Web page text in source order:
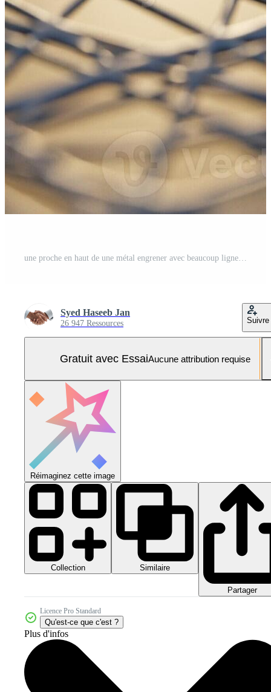
une proche en haut de une métal engrener avec beaucoup lignes Photo Pro
Syed Haseeb Jan
26 947 Ressources Suivre
Gratuit avec EssaiAucune attribution requise
Réimaginez cette image
Collection Similaire
Partager
Licence Pro Standard
Qu'est-ce que c'est ?
Plus d'infos